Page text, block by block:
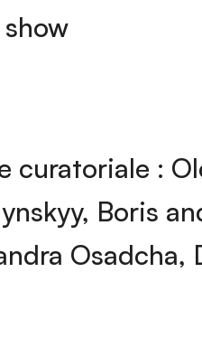
curatoriale :
Boris
Osadcha,